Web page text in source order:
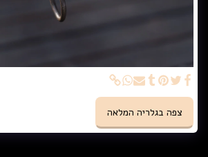
צפה בגלריה המלאה